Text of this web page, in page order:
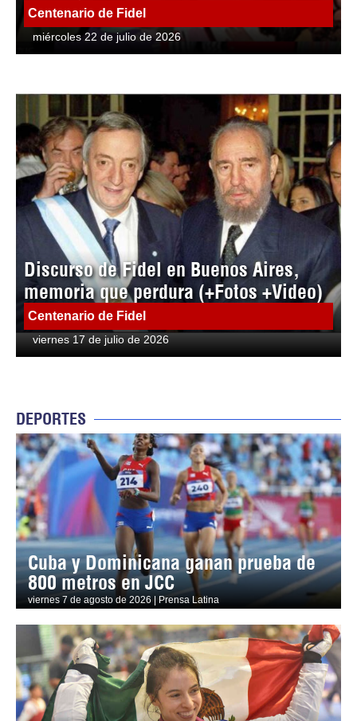
Centenario de Fidel
miércoles 22 de julio de 2026
Discurso de Fidel en Buenos Aires,
memoria que perdura (+Fotos +Video)
Centenario de Fidel
viernes 17 de julio de 2026
DEPORTES
Cuba y Dominicana ganan prueba de
800 metros en JCC
viernes 7 de agosto de 2026 | Prensa Latina